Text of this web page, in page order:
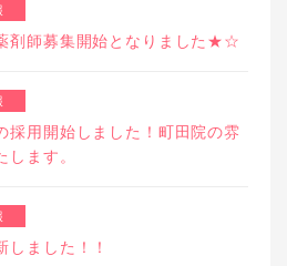
剤師募集開始となりました★☆
用開始しました！町田院の雰
します。
しました！！